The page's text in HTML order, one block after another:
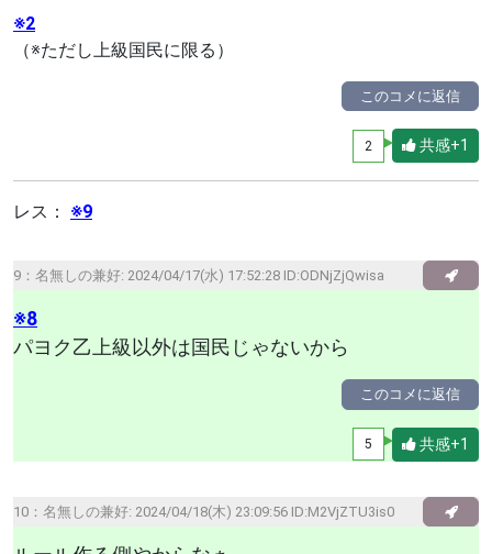
※2
（※ただし上級国民に限る）
このコメに返信
2 共感+1
レス： ※9
9： 名無しの兼好: 2024/04/17(水) 17:52:28 ID:ODNjZjQwisa
※8
パヨク乙上級以外は国民じゃないから
このコメに返信
5 共感+1
10： 名無しの兼好: 2024/04/18(木) 23:09:56 ID:M2VjZTU3is0